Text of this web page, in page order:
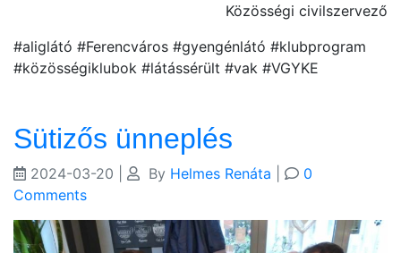
Közösségi civilszervező
#aliglátó #Ferencváros #gyengénlátó #klubprogram
#közösségiklubok #látássérült #vak #VGYKE
Sütizős ünneplés
2024-03-20 By Helmes Renáta
0
Comments